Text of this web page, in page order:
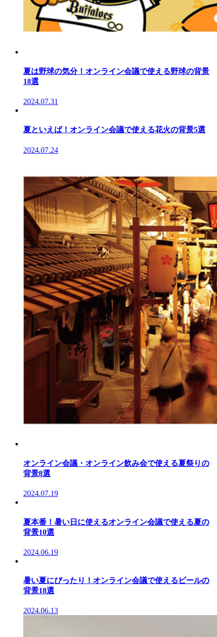
夏は野球の気分！オンライン会議で使える野球の背景
18選
2024.07.31
夏といえば！オンライン会議で使える花火の背景5選
2024.07.24
オンライン会議・オンライン飲み会で使える夏祭りの
背景8選
2024.07.19
夏本番！暑い日に使えるオンライン会議で使える夏の
背景10選
2024.06.19
暑い夏にぴったり！オンライン会議で使えるビールの
背景18選
2024.06.13